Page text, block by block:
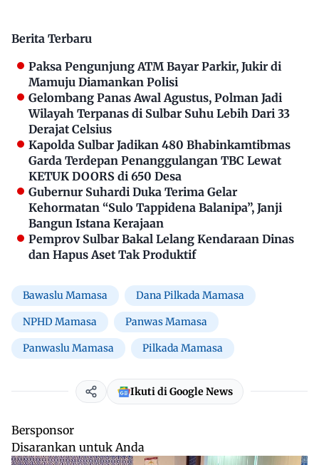
Berita Terbaru
Paksa Pengunjung ATM Bayar Parkir, Jukir di
Mamuju Diamankan Polisi
Gelombang Panas Awal Agustus, Polman Jadi
Wilayah Terpanas di Sulbar Suhu Lebih Dari 33
Derajat Celsius
Kapolda Sulbar Jadikan 480 Bhabinkamtibmas
Garda Terdepan Penanggulangan TBC Lewat
KETUK DOORS di 650 Desa
Gubernur Suhardi Duka Terima Gelar
Kehormatan “Sulo Tappidena Balanipa”, Janji
Bangun Istana Kerajaan
Pemprov Sulbar Bakal Lelang Kendaraan Dinas
dan Hapus Aset Tak Produktif
Bawaslu Mamasa Dana Pilkada Mamasa
NPHD Mamasa Panwas Mamasa
Panwaslu Mamasa Pilkada Mamasa
Ikuti di Google News
Bersponsor
Disarankan untuk Anda